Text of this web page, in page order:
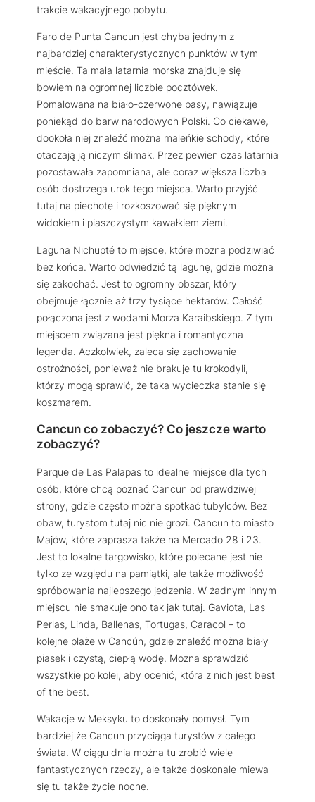
trakcie wakacyjnego pobytu.
Faro de Punta Cancun jest chyba jednym z
najbardziej charakterystycznych punktów w tym
mieście. Ta mała latarnia morska znajduje się
bowiem na ogromnej liczbie pocztówek.
Pomalowana na biało-czerwone pasy, nawiązuje
poniekąd do barw narodowych Polski. Co ciekawe,
dookoła niej znaleźć można maleńkie schody, które
otaczają ją niczym ślimak. Przez pewien czas latarnia
pozostawała zapomniana, ale coraz większa liczba
osób dostrzega urok tego miejsca. Warto przyjść
tutaj na piechotę i rozkoszować się pięknym
widokiem i piaszczystym kawałkiem ziemi.
Laguna Nichupté to miejsce, które można podziwiać
bez końca. Warto odwiedzić tą lagunę, gdzie można
się zakochać. Jest to ogromny obszar, który
obejmuje łącznie aż trzy tysiące hektarów. Całość
połączona jest z wodami Morza Karaibskiego. Z tym
miejscem związana jest piękna i romantyczna
legenda. Aczkolwiek, zaleca się zachowanie
ostrożności, ponieważ nie brakuje tu krokodyli,
którzy mogą sprawić, że taka wycieczka stanie się
koszmarem.
Cancun co zobaczyć? Co jeszcze warto
zobaczyć?
Parque de Las Palapas to idealne miejsce dla tych
osób, które chcą poznać Cancun od prawdziwej
strony, gdzie często można spotkać tubylców. Bez
obaw, turystom tutaj nic nie grozi. Cancun to miasto
Majów, które zaprasza także na Mercado 28 i 23.
Jest to lokalne targowisko, które polecane jest nie
tylko ze względu na pamiątki, ale także możliwość
spróbowania najlepszego jedzenia. W żadnym innym
miejscu nie smakuje ono tak jak tutaj. Gaviota, Las
Perlas, Linda, Ballenas, Tortugas, Caracol – to
kolejne plaże w Cancún, gdzie znaleźć można biały
piasek i czystą, ciepłą wodę. Można sprawdzić
wszystkie po kolei, aby ocenić, która z nich jest best
of the best.
Wakacje w Meksyku to doskonały pomysł. Tym
bardziej że Cancun przyciąga turystów z całego
świata. W ciągu dnia można tu zrobić wiele
fantastycznych rzeczy, ale także doskonale miewa
się tu także życie nocne.